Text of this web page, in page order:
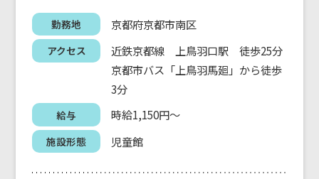
勤務地 京都府京都市南区
アクセス
近鉄京都線 上鳥羽口駅 徒歩25分
京都市バス「上鳥羽馬廻」から徒歩
3分
給与 時給1,150円～
施設形態 児童館